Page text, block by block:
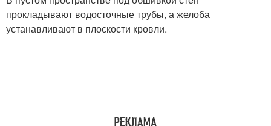
прокладывают водосточные трубы, а желоба
устанавливают в плоскости кровли.